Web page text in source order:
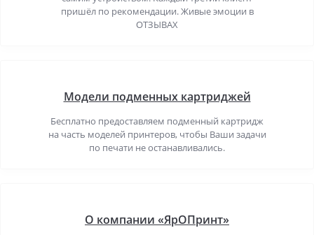
пришёл по рекомендации. Живые эмоции в
ОТЗЫВАХ
Модели подменных картриджей
Бесплатно предоставляем подменный картридж
на часть моделей принтеров, чтобы Ваши задачи
по печати не останавливались.
О компании «ЯрОПринт»